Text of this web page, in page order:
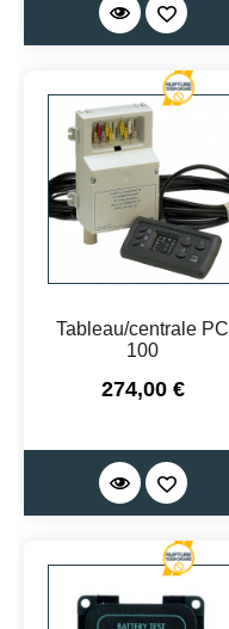
Tableau/centrale PC
100
Prix
274,00 €